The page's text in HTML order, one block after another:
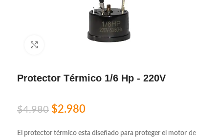
Protector Térmico 1/6 Hp - 220V
$4.980 $2.980
El protector térmico esta diseñado para proteger el motor de